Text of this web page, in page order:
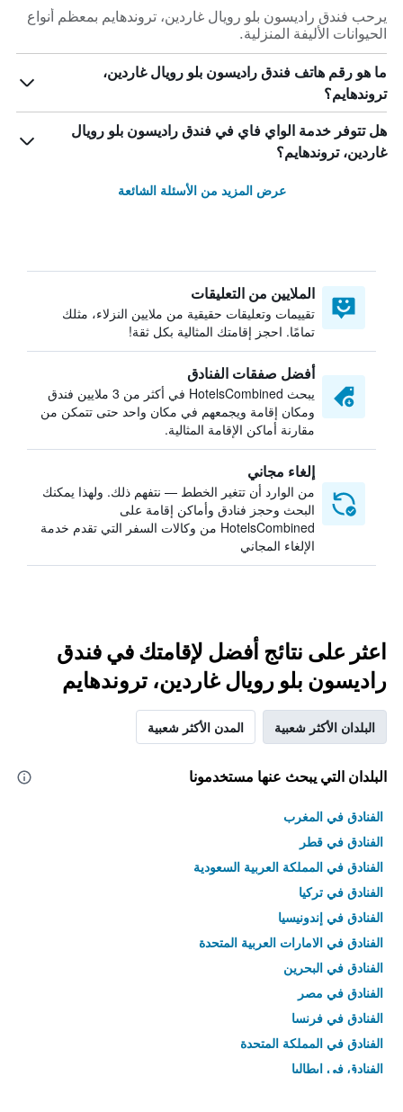
يرحب فندق راديسون بلو رويال غاردين، تروندهايم بمعظم أنواع
الحيوانات الأليفة المنزلية.
ما هو رقم هاتف فندق راديسون بلو رويال غاردين،
تروندهايم؟
هل تتوفر خدمة الواي فاي في فندق راديسون بلو رويال
غاردين، تروندهايم؟
عرض المزيد من الأسئلة الشائعة
الملايين من التعليقات
تقييمات وتعليقات حقيقية من ملايين النزلاء، مثلك
تمامًا. احجز إقامتك المثالية بكل ثقة!
أفضل صفقات الفنادق
يبحث HotelsCombined في أكثر من 3 ملايين فندق
ومكان إقامة ويجمعهم في مكان واحد حتى تتمكن من
مقارنة أماكن الإقامة المثالية.
إلغاء مجاني
من الوارد أن تتغير الخطط — نتفهم ذلك. ولهذا يمكنك
البحث وحجز فنادق وأماكن إقامة على
HotelsCombined من وكالات السفر التي تقدم خدمة
الإلغاء المجاني
اعثر على نتائج أفضل لإقامتك في فندق
راديسون بلو رويال غاردين، تروندهايم
البلدان الأكثر شعبية المدن الأكثر شعبية
البلدان التي يبحث عنها مستخدمونا
الفنادق في المغرب
الفنادق في قطر
الفنادق في المملكة العربية السعودية
الفنادق في تركيا
الفنادق في إندونيسيا
الفنادق في الامارات العربية المتحدة
الفنادق في البحرين
الفنادق في مصر
الفنادق في فرنسا
الفنادق في المملكة المتحدة
الفنادق في إيطاليا